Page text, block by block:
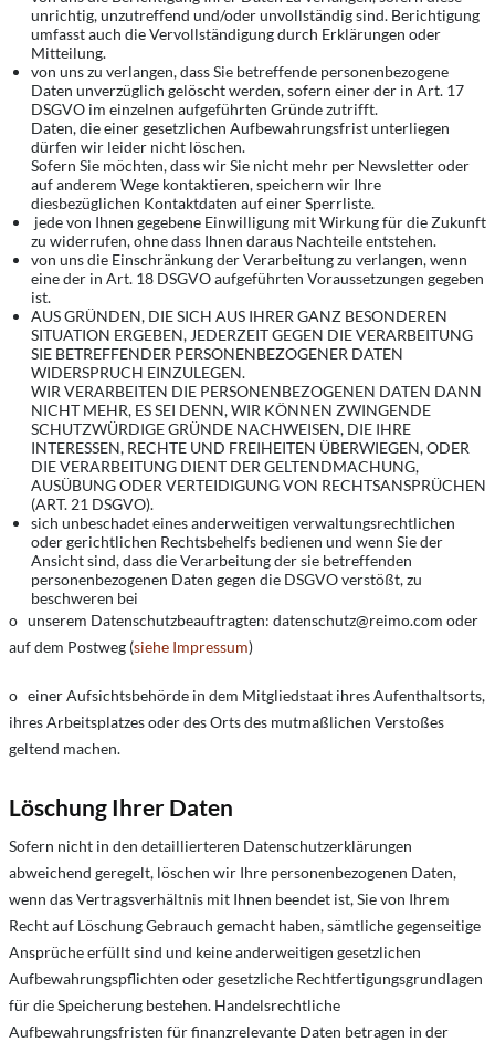
unrichtig, unzutreffend und/oder unvollständig sind. Berichtigung
umfasst auch die Vervollständigung durch Erklärungen oder
Mitteilung.
von uns zu verlangen, dass Sie betreffende personenbezogene
Daten unverzüglich gelöscht werden, sofern einer der in Art. 17
DSGVO im einzelnen aufgeführten Gründe zutrifft.
Daten, die einer gesetzlichen Aufbewahrungsfrist unterliegen
dürfen wir leider nicht löschen.
Sofern Sie möchten, dass wir Sie nicht mehr per Newsletter oder
auf anderem Wege kontaktieren, speichern wir Ihre
diesbezüglichen Kontaktdaten auf einer Sperrliste.
jede von Ihnen gegebene Einwilligung mit Wirkung für die Zukunft
zu widerrufen, ohne dass Ihnen daraus Nachteile entstehen.
von uns die Einschränkung der Verarbeitung zu verlangen, wenn
eine der in Art. 18 DSGVO aufgeführten Voraussetzungen gegeben
ist.
AUS GRÜNDEN, DIE SICH AUS IHRER GANZ BESONDEREN
SITUATION ERGEBEN, JEDERZEIT GEGEN DIE VERARBEITUNG
SIE BETREFFENDER PERSONENBEZOGENER DATEN
WIDERSPRUCH EINZULEGEN.
WIR VERARBEITEN DIE PERSONENBEZOGENEN DATEN DANN
NICHT MEHR, ES SEI DENN, WIR KÖNNEN ZWINGENDE
SCHUTZWÜRDIGE GRÜNDE NACHWEISEN, DIE IHRE
INTERESSEN, RECHTE UND FREIHEITEN ÜBERWIEGEN, ODER
DIE VERARBEITUNG DIENT DER GELTENDMACHUNG,
AUSÜBUNG ODER VERTEIDIGUNG VON RECHTSANSPRÜCHEN
(ART. 21 DSGVO).
sich unbeschadet eines anderweitigen verwaltungsrechtlichen
oder gerichtlichen Rechtsbehelfs bedienen und wenn Sie der
Ansicht sind, dass die Verarbeitung der sie betreffenden
personenbezogenen Daten gegen die DSGVO verstößt, zu
beschweren bei
o unserem Datenschutzbeauftragten: datenschutz@reimo.com oder
auf dem Postweg (siehe Impressum)
o einer Aufsichtsbehörde in dem Mitgliedstaat ihres Aufenthaltsorts,
ihres Arbeitsplatzes oder des Orts des mutmaßlichen Verstoßes
geltend machen.
Löschung Ihrer Daten
Sofern nicht in den detaillierteren Datenschutzerklärungen
abweichend geregelt, löschen wir Ihre personenbezogenen Daten,
wenn das Vertragsverhältnis mit Ihnen beendet ist, Sie von Ihrem
Recht auf Löschung Gebrauch gemacht haben, sämtliche gegenseitige
Ansprüche erfüllt sind und keine anderweitigen gesetzlichen
Aufbewahrungspflichten oder gesetzliche Rechtfertigungsgrundlagen
für die Speicherung bestehen. Handelsrechtliche
Aufbewahrungsfristen für finanzrelevante Daten betragen in der